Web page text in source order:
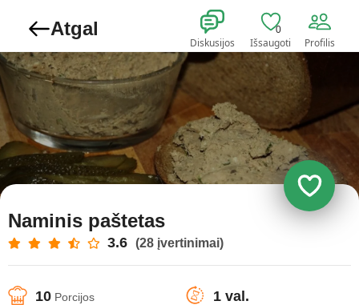
Atgal
Diskusijos
0
Išsaugoti Profilis
Naminis paštetas
3.6 (28 įvertinimai)
10 Porcijos 1 val.